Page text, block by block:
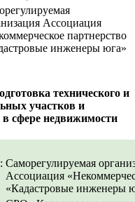
Ассоциация
партнерство
инженеры юга»
технического и
участков и
сфере недвижимости
Саморегулируемая
Ассоциация
«Кадастровые инженеры